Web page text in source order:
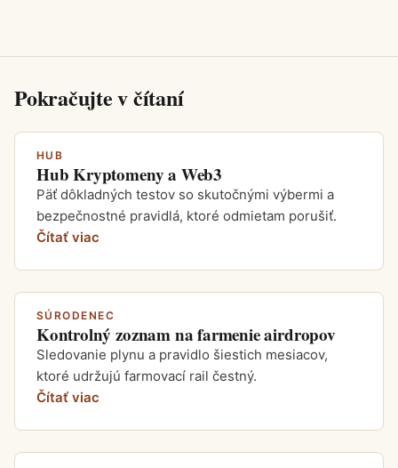
Pokračujte v čítaní
HUB
Hub Kryptomeny a Web3
Päť dôkladných testov so skutočnými výbermi a
bezpečnostné pravidlá, ktoré odmietam porušiť.
Čítať viac
SÚRODENEC
Kontrolný zoznam na farmenie airdropov
Sledovanie plynu a pravidlo šiestich mesiacov,
ktoré udržujú farmovací rail čestný.
Čítať viac